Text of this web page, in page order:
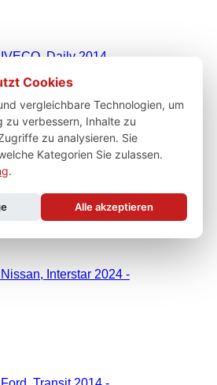
Cookies
vergleichbare Technologien, um
zu verbessern, Inhalte zu
zu analysieren. Sie
Kategorien Sie zulassen.
.
Alle akzeptieren